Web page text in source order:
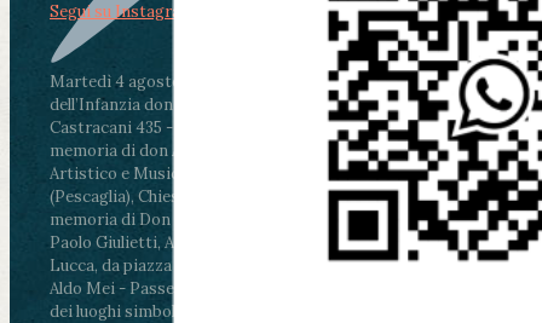
Martedì 4 agosto2026
ore 11:30 - Lucca, Scuola
dell’Infanzia don Aldo Mei - Viale Castruccio
Castracani 435 - Inaugurazione murales in
memoria di don Aldo Mei curato dal Liceo
Artistico e Musicale “Passaglia”
ore 18 - Fiano
(Pescaglia), Chiesa parrocchiale - Messa in
memoria di Don Aldo Mei celebrata da mons.
Paolo Giulietti, Arcivescovo di Lucca
ore 20.30 -
Lucca, da piazza San Michele al Cippo di don
Aldo Mei - Passeggiata della Memoria in alcuni
dei luoghi simbolo della città. Ritrovo alle ore
Segui su Instagram